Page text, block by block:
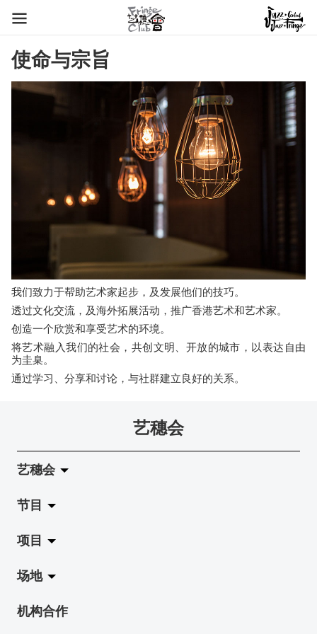
使命与宗旨
我们致力于帮助艺术家起步，及发展他们的技巧。
透过文化交流，及海外拓展活动，推广香港艺术和艺术家。
创造一个欣赏和享受艺术的环境。
将艺术融入我们的社会，共创文明、开放的城市，以表达自由
为圭臬。
通过学习、分享和讨论，与社群建立良好的关系。
艺穗会
艺穗会
关于艺穗会
艺穗会的演化
使命与宗旨
艺穗会架构
节目
拉阔
展览
演出
项目
Jazz-Go-Central, Jazz-Go-Fringe
LPL
场地
陈丽玲划廊
机构合作